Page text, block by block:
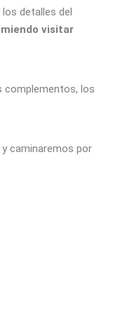
detalles del
visitar
complementos, los
caminaremos por